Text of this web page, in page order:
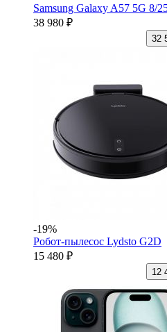
Samsung Galaxy A57 5G 8/
38 980 ₽
32
-19%
Робот-пылесос Lydsto G2D
15 480 ₽
12